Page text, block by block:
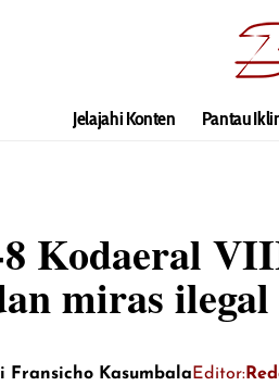
Jelajahi Konten Pantau
Kodaeral
miras
Fransicho Kasumbala Editor: